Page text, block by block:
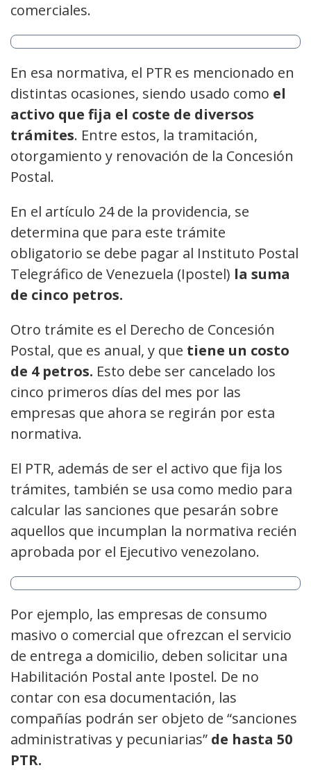
comerciales.
En esa normativa, el PTR es mencionado en
distintas ocasiones, siendo usado como el
activo que fija el coste de diversos
trámites. Entre estos, la tramitación,
otorgamiento y renovación de la Concesión
Postal.
En el artículo 24 de la providencia, se
determina que para este trámite
obligatorio se debe pagar al Instituto Postal
Telegráfico de Venezuela (Ipostel) la suma
de cinco petros.
Otro trámite es el Derecho de Concesión
Postal, que es anual, y que tiene un costo
de 4 petros. Esto debe ser cancelado los
cinco primeros días del mes por las
empresas que ahora se regirán por esta
normativa.
El PTR, además de ser el activo que fija los
trámites, también se usa como medio para
calcular las sanciones que pesarán sobre
aquellos que incumplan la normativa recién
aprobada por el Ejecutivo venezolano.
Por ejemplo, las empresas de consumo
masivo o comercial que ofrezcan el servicio
de entrega a domicilio, deben solicitar una
Habilitación Postal ante Ipostel. De no
contar con esa documentación, las
compañías podrán ser objeto de “sanciones
administrativas y pecuniarias” de hasta 50
PTR.